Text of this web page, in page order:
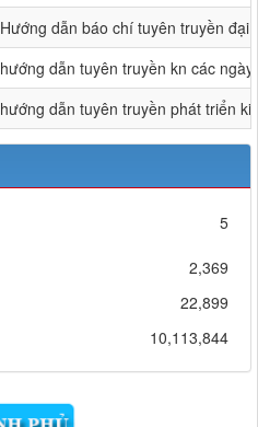
Hướng dẫn báo chí tuyên truyền
hướng dẫn tuyên truyền kn các
hướng dẫn tuyên truyền phát triển
5
2,369
22,899
10,113,844